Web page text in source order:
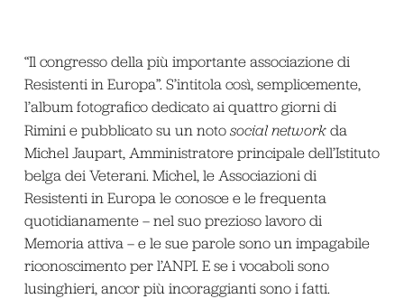
“Il congresso della più importante associazione di
Resistenti in Europa”. S’intitola così, semplicemente,
l’album fotografico dedicato ai quattro giorni di
Rimini e pubblicato su un noto social networkda
Michel Jaupart, Amministratore principale dell’Istituto
belga dei Veterani. Michel, le Associazioni di
Resistenti in Europa le conosce e le frequenta
quotidianamente – nel suo prezioso lavoro di
Memoria attiva – e le sue parole sono un impagabile
riconoscimento per l’ANPI. E se i vocaboli sono
lusinghieri, ancor più incoraggianti sono i fatti.